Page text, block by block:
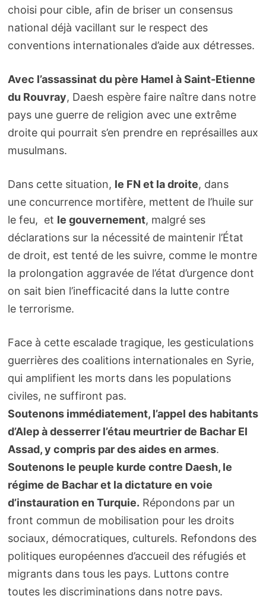
choisi pour cible, afin de briser un consensus
national déjà vacillant sur le respect des
conventions internationales d’aide aux détresses.
Avec l’assassinat du père Hamel à Saint-Etienne
du Rouvray, Daesh espère faire naître dans notre
pays une guerre de religion avec une extrême
droite qui pourrait s’en prendre en représailles aux
musulmans.
Dans cette situation, le FN et la droite, dans
une concurrence mortifère, mettent de l’huile sur
le feu, et le gouvernement, malgré ses
déclarations sur la nécessité de maintenir l’État
de droit, est tenté de les suivre, comme le montre
la prolongation aggravée de l’état d’urgence dont
on sait bien l’inefficacité dans la lutte contre
le terrorisme.
Face à cette escalade tragique, les gesticulations
guerrières des coalitions internationales en Syrie,
qui amplifient les morts dans les populations
civiles, ne suffiront pas.
Soutenons immédiatement, l’appel des habitants
d’Alep à desserrer l’étau meurtrier de Bachar El
Assad, y compris par des aides en armes.
Soutenons le peuple kurde contre Daesh, le
régime de Bachar et la dictature en voie
d’instauration en Turquie. Répondons par un
front commun de mobilisation pour les droits
sociaux, démocratiques, culturels. Refondons des
politiques européennes d’accueil des réfugiés et
migrants dans tous les pays. Luttons contre
toutes les discriminations dans notre pays.